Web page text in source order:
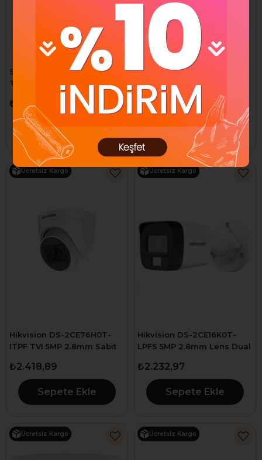
S-link SLX-843 3m TV 9.5M
To RG6 F-M Anten Kablosu
₺339,80
Sepete Ekle
S-link SLX-841 1.8m TV 9.5M
To RG6 F-M Anten Kablosu
₺223,30
Sepete Ekle
Hikvision DS-2CE76H0T-
ITPF TVI 5MP 2.8mm Sabit
₺2.418,89
Sepete Ekle
Ücretsiz Kargo
Hikvision DS-2CE16K0T-
LPFS 5MP 2.8mm Lens Dual
₺2.232,97
Sepete Ekle
Ücretsiz Kargo
Ücretsiz Kargo Ücretsiz Kargo